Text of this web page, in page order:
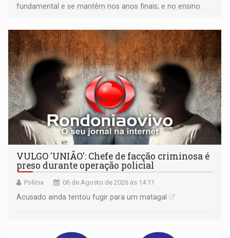
fundamental e se mantêm nos anos finais; e no ensino
VULGO 'UNIÃO': Chefe de facção criminosa é
preso durante operação policial
Polícia 06 de Agosto de 2026 às 14:11
Acusado ainda tentou fugir para um matagal